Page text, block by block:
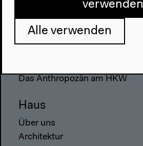
Programm
Das Anthropozän am HKW
Haus
Über uns
Architektur
verwenden
Alle verwenden